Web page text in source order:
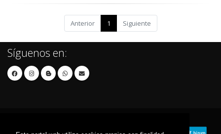
Anterior 1 Siguiente
Síguenos en: